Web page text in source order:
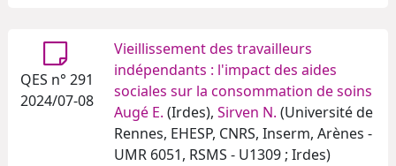
QES n° 291
2024/07-08
Vieillissement des travailleurs
indépendants : l'impact des aides
sociales sur la consommation de soins
Augé E. (Irdes), Sirven N. (Université de
Rennes, EHESP, CNRS, Inserm, Arènes -
UMR 6051, RSMS - U1309 ; Irdes)